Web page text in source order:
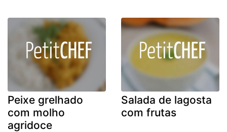
Peixe grelhado
com molho
agridoce
Salada de lagosta
com frutas